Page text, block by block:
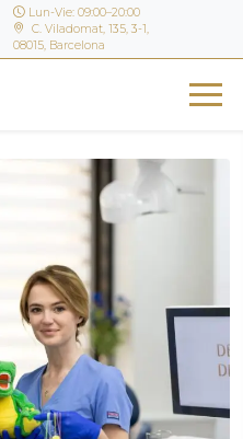
Lun-Vie: 09:00–20:00
C. Viladomat, 135, 3-1,
08015, Barcelona